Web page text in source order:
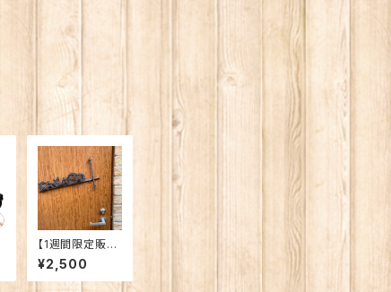
【1週間限定販
売】2025年6月2
1日公演映像【パ
ソコン推奨】
¥2,500